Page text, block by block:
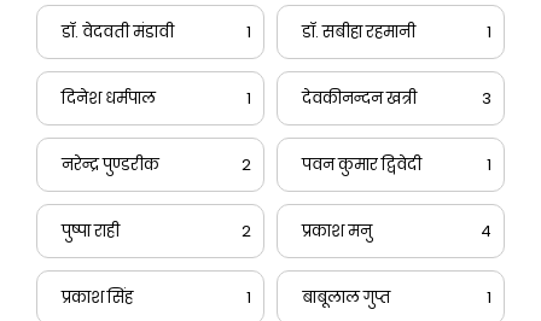
डॉ. वेदवती मंडावी 1 डॉ. सबीहा रहमानी 1
दिनेश धर्मपाल 1 देवकीनन्दन खत्री 3
नरेन्द्र पुण्डरीक 2 पवन कुमार द्विवेदी 1
पुष्पा राही 2 प्रकाश मनु 4
प्रकाश सिंह 1 बाबूलाल गुप्त 1